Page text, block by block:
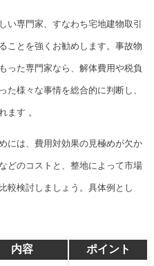
い専門家、すなわち宅地建物取引
ことを強くお勧めします。事故物
った専門家なら、解体費用や税負
た様々な事情を総合的に判断し、
ます 。
には、費用対効果の見極めが欠か
どのコストと、整地によって市場
較検討しましょう。具体例とし
内容 ポイント